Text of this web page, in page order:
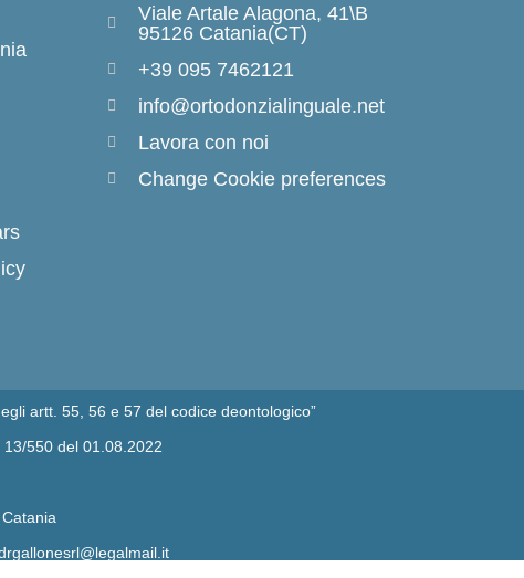
Viale Artale Alagona, 41\B
95126 Catania(CT)
+39 095 7462121
info@ortodonzialinguale.net
Lavora con noi
Change Cookie preferences
artt. 55, 56 e 57 del codice deontologico”
550 del 01.08.2022